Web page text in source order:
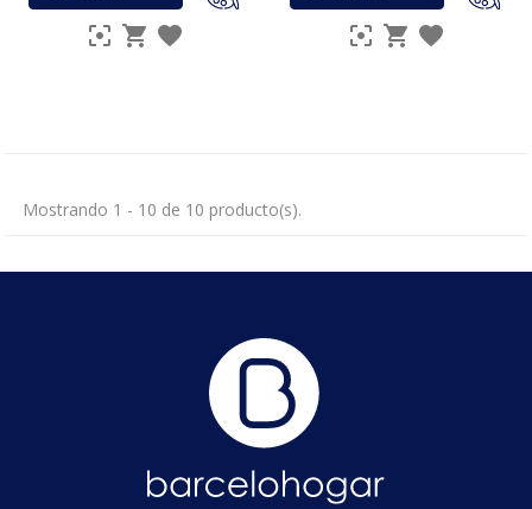
Mostrando 1 - 10 de 10 producto(s).